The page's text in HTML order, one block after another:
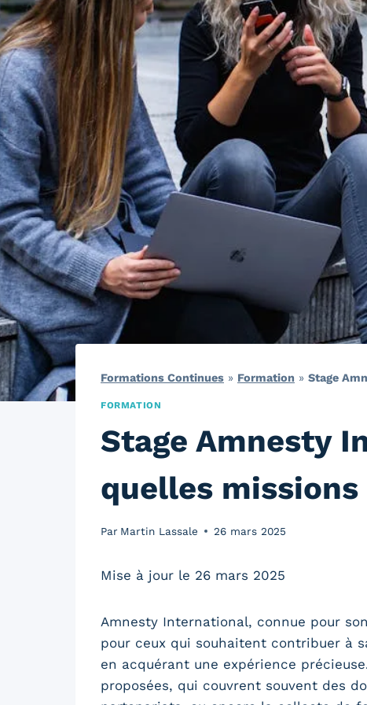
Formations Continues » Formation » Stage
FORMATION
Stage Amnesty
quelles missions
Par Martin Lassale 26 mars 2025
Mise à jour le 26 mars 2025
Amnesty International, connue pour
pour ceux qui souhaitent contribuer à
en acquérant une expérience
proposées, qui couvrent souvent des